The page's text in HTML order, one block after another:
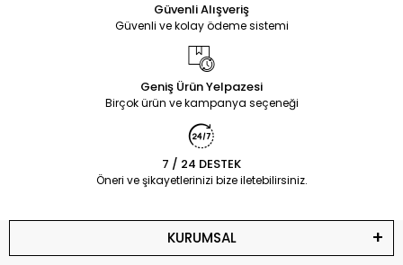
Güvenli Alışveriş
Güvenli ve kolay ödeme sistemi
Geniş Ürün Yelpazesi
Birçok ürün ve kampanya seçeneği
7 / 24 DESTEK
Öneri ve şikayetlerinizi bize iletebilirsiniz.
KURUMSAL